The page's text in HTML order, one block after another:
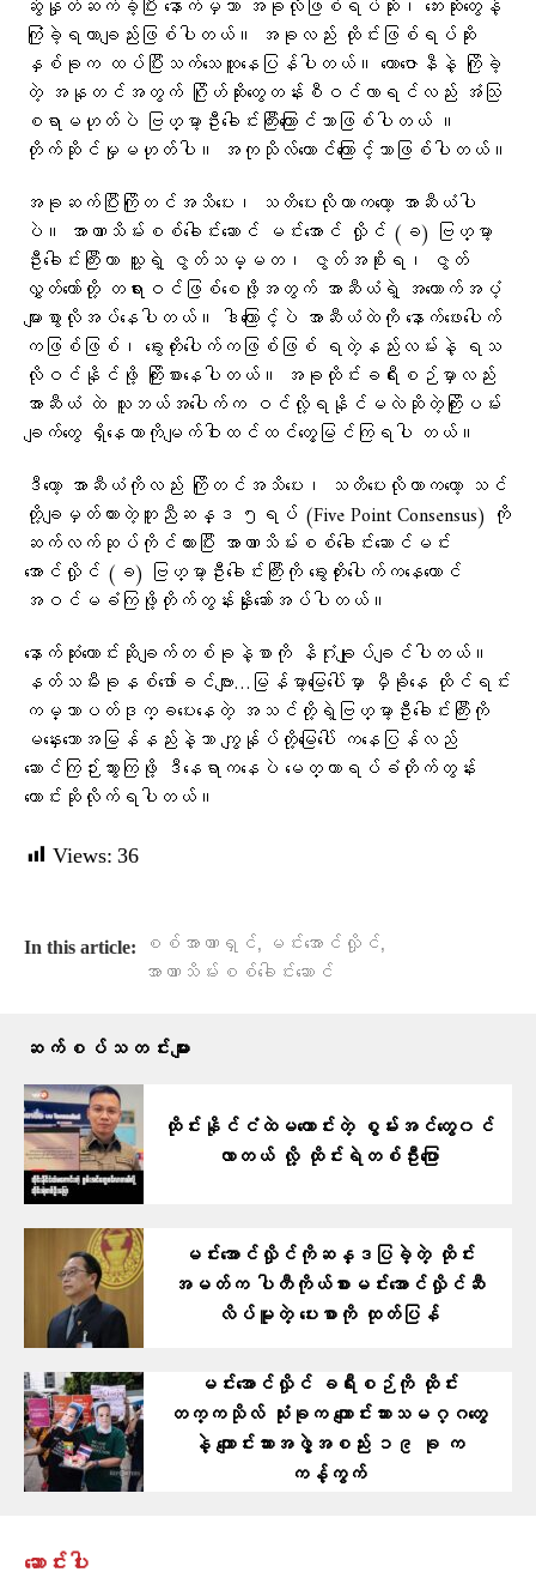
ဆွဲနှုတ်ဆက်ခဲ့ပြီး နောက်မှသာ အခုလိုဖြစ်ရပ်ဆိုး၊ ဘေးဆိုးတွေနဲ့
ကြုံခဲ့ရတာချည်းဖြစ်ပါတယ်။ အခုလည်း ထိုင်းဖြစ်ရပ်ဆိုး
နှစ်ခုက ထပ်ပြီးသက်သေထူနေပြန်ပါတယ်။ ​ကော​ဇောနီနဲ့ ကြိုခဲ့
တဲ့ အနုတင်အတွက် ဂြိုဟ်ဆိုး​တွေတန်းစီဝင်လာရင်လည်း အံသြ
စရာမဟုတ်ပဲ ဗြဟ္မာ့ဦးခေါင်းကြီး​ကြောင်သာဖြစ်ပါတယ် ။
တိုက်ဆိုင်မှုမဟုတ်ပါ။ အကုသိုလ်​ကောင်ကြောင့်သာဖြစ်ပါတယ်။
အခုဆက်ပြီးကြိုတင်အသိပေး၊ သတိပေးလိုတာကတော့ အာဆီယံပါ
ပဲ။ အာဏာသိမ်းစစ်ခေါင်းဆောင် မင်းအောင် လှိုင် (ခ) ဗြဟ္မာ့
ဦးခေါင်းကြီးဟာ သူ့ရဲ့ ဇွတ်သမ္မတ၊ ဇွတ်အစိုးရ၊ ဇွတ်
လွှတ်တော်တို့ တရားဝင်ဖြစ်စေဖို့အတွက် အာဆီယံရဲ့ အထောက်အပံ့
များစွာလိုအပ်နေပါတယ်။ ဒါကြောင့်ပဲ အာဆီယံထဲကို နောက်ဖေးပေါက်
ကဖြစ်ဖြစ်၊ ခွေးတိုးပေါက်ကဖြစ်ဖြစ် ရတဲ့နည်းလမ်းနဲ့ ရသ
လိုဝင်နိုင်ဖို့ ကြိုးစားနေပါတယ်။ အခုထိုင်းခရီးစဉ်မှာလည်း
အာဆီယံ ထဲ သူဘယ်အပေါက်က ဝင်လို့ရနိုင်မလဲဆိုတဲ့ကြိုးပမ်း
ချက်တွေ ရှိနေတာကိုမျက်ဝါးထင်ထင်တွေ့မြင်ကြရပါ တယ်။
ဒီတော့ အာဆီယံကိုလည်း ကြိုတင်အသိပေး၊ သတိပေးလိုတာကတော့ သင်
တို့ချမှတ်ထားတဲ့တူညီဆန္ဒ ၅ရပ် (Five Point Consensus) ကို
ဆက်လက်ဆုပ်ကိုင်ထားပြီး အာဏာသိမ်းစစ်ခေါင်းဆောင်မင်း
အောင်လှိုင် (ခ) ဗြဟ္မာ့ဦးခေါင်းကြီးကို ခွေးတိုးပေါက်ကနေတောင်
အဝင်မခံကြဖို့တိုက်တွန်းနှိုးဆော်အပ်ပါတယ်။
နောက်ဆုံးတောင်းဆိုချက်တစ်ခုနဲ့စာကို နိဂုံးချုပ်ချင်ပါတယ်။
နတ်သမီးခုနစ်ဖော်ခင်ဗျား…မြန်မာ့မြေပေါ်မှာ မှီခိုနေ ထိုင်ရင်း
ကမ္ဘာပတ်ဒုက္ခပေးနေတဲ့ အသင်တို့ရဲ့ဗြဟ္မာ့ဦးခေါင်းကြီးကို
မနှေးသောအမြန်နည်းနဲ့သာ ကျွန်ုပ်တို့မြေပေါ် ကနေပြန်လည်
ဆောင်ကြဉ်းသွားကြဖို့ ဒီနေရာကနေပဲ မေတ္တာရပ်ခံတိုက်တွန်း
တောင်းဆိုလိုက်ရပါတယ်။
Views: 36
In this article: စစ်အာဏာရှင်, မင်းအောင်လှိုင်,
အာဏာသိမ်းစစ်ခေါင်းဆောင်
ဆက်စပ်သတင်းများ
ထိုင်းနိုင်ငံထဲမကောင်းတဲ့ စွမ်းအင်တွေ၀င်
လာတယ် လို့ ထိုင်းရဲတစ်ဦး​​ပြော
မင်းအောင်လှိုင်ကိုဆန္ဒပြခဲ့တဲ့ ထိုင်း
အမတ်က ပါတီကိုယ်စားမင်းအောင်လှိုင်ဆီ
လိပ်မူတဲ့ ပေးစာကို ထုတ်ပြန်
မင်းအောင်လှိုင် ခရီးစဉ်ကို ထိုင်း
တက္ကသိုလ် သုံးခုက ကျောင်းသားသမဂ္ဂတွေ
နဲ့ ကျောင်းသားအဖွဲ့အစည်း ၁၉ ခု က
ကန့်ကွက်
ဆောင်းပါး